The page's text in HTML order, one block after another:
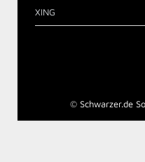
XING
© Schwarzer.de